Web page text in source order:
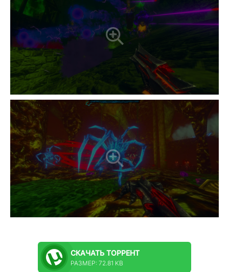
СКАЧАТЬ ТОРРЕНТ
РАЗМЕР: 72.81 KB